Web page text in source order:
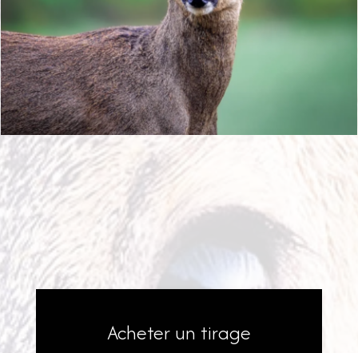
Acheter un tirage